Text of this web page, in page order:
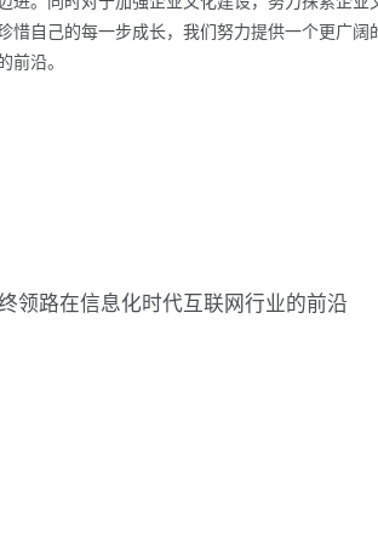
惜自己的每一步成长，我们努力提供一个更广
沿。
领路在信息化时代互联网行业的前沿